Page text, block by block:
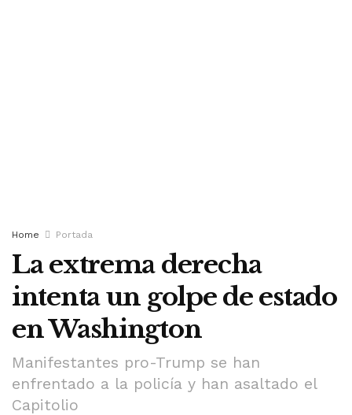
Home Portada
La extrema derecha
intenta un golpe de estado
en Washington
Manifestantes pro-Trump se han
enfrentado a la policía y han asaltado el
Capitolio